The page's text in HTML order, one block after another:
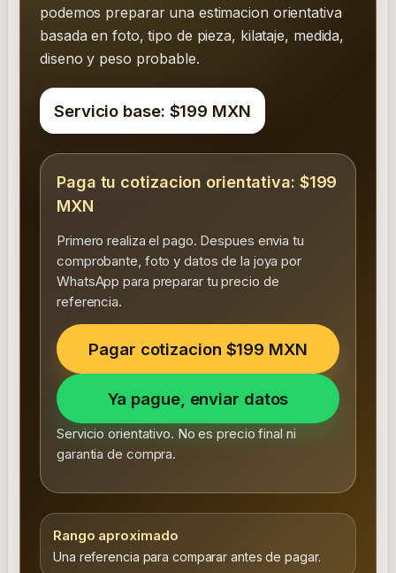
podemos preparar una estimacion orientativa
basada en foto, tipo de pieza, kilataje, medida,
diseno y peso probable.
Servicio base: $199 MXN
Paga tu cotizacion orientativa: $199
MXN
Primero realiza el pago. Despues envia tu
comprobante, foto y datos de la joya por
WhatsApp para preparar tu precio de
referencia.
Pagar cotizacion $199 MXN
Ya pague, enviar datos
Servicio orientativo. No es precio final ni
garantia de compra.
Rango aproximado
Una referencia para comparar antes de pagar.